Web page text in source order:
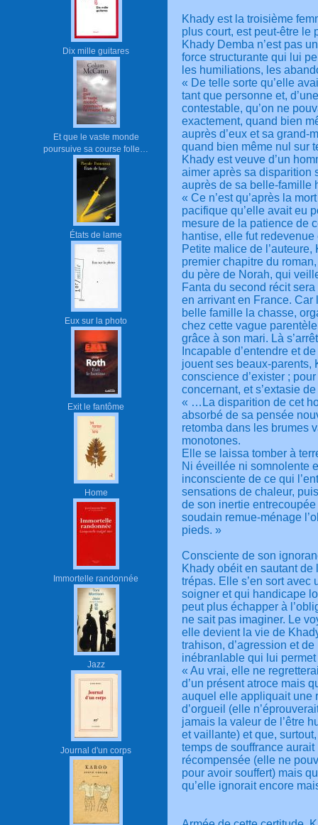
Dix mille guitares
Et que le vaste monde
poursuive sa course folle…
États de lame
Eux sur la photo
Exit le fantôme
Home
Immortelle randonnée
Jazz
Journal d'un corps
Khady est la troisième
plus court, est peut-être le
Khady Demba n’est pas
force structurante qui lui
les humiliations, les
« De telle sorte qu’elle
tant que personne et,
contestable, qu’on ne
exactement, quand bien
auprès d’eux et sa grand-
quand bien même nul sur
Khady est veuve d’un
aimer après sa disparition
auprès de sa belle-famille
« Ce n’est qu’après la
pacifique qu’elle avait eu
mesure de la patience de
hantise, elle fut
Petite malice de
premier chapitre du
du père de Norah, qui
Fanta du second récit
en arrivant en France.
belle famille la chasse,
chez cette vague
grâce à son mari. Là
Incapable d’entendre et
jouent ses beaux-parents,
conscience d’exister ;
concernant, et s’extasie
« …La disparition de cet
absorbé de sa pensée
retomba dans les brumes
monotones.
Elle se laissa tomber à
Ni éveillée ni somnolente
inconsciente de ce qui
sensations de chaleur,
de son inertie
soudain remue-ménage
pieds. »
Consciente de son
Khady obéit en sautant
trépas. Elle s’en sort avec
soigner et qui handicape
peut plus échapper à
ne sait pas imaginer. Le
elle devient la vie de
trahison, d’agression et
inébranlable qui lui
« Au vrai, elle ne
d’un présent atroce mais
auquel elle appliquait une
d’orgueil (elle
jamais la valeur de l’être
et vaillante) et que,
temps de souffrance aurait
récompensée (elle ne
pour avoir souffert) mais
qu’elle ignorait encore